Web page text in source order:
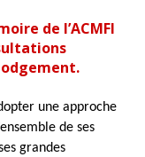
de l’ACMFI
une approche
de ses
grandes